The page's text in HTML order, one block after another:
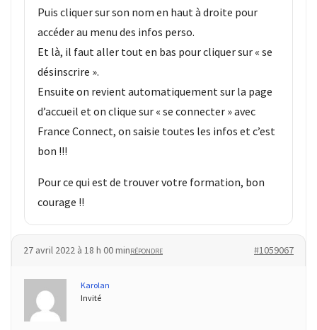
Puis cliquer sur son nom en haut à droite pour
accéder au menu des infos perso.
Et là, il faut aller tout en bas pour cliquer sur « se
désinscrire ».
Ensuite on revient automatiquement sur la page
d’accueil et on clique sur « se connecter » avec
France Connect, on saisie toutes les infos et c’est
bon !!!
Pour ce qui est de trouver votre formation, bon
courage !!
27 avril 2022 à 18 h 00 min #1059067
RÉPONDRE
Karolan
Invité